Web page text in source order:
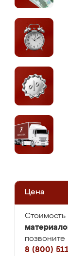
Цена
Стоимость
8 (800)